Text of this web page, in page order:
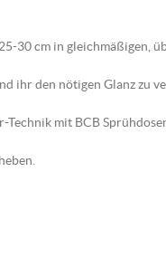
30 cm in gleichmäßigen,
ihr den nötigen Glanz zu
Technik mit BCB